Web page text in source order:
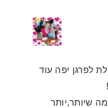
לפרגן יפה עוד
שיותר,יותר